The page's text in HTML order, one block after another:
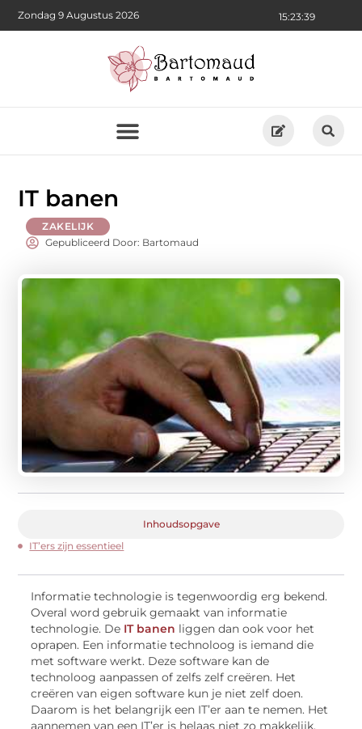
15:23:40
Zondag 9 Augustus 2026
IT banen
ZAKELIJK
Gepubliceerd Door: Bartomaud
Inhoudsopgave
IT’ers zijn essentieel
Informatie technologie is tegenwoordig erg bekend.
Overal word gebruik gemaakt van informatie
technologie. De IT banen liggen dan ook voor het
oprapen. Een informatie technoloog is iemand die
met software werkt. Deze software kan de
technoloog aanpassen of zelfs zelf creëren. Het
creëren van eigen software kun je niet zelf doen.
Daarom is het belangrijk een IT’er aan te nemen. Het
aannemen van een IT’er is helaas niet zo makkelijk.